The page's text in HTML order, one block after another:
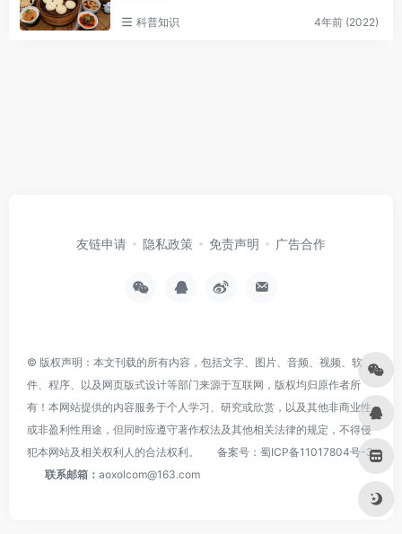
科普知识 4年前 (2022)
友链申请 隐私政策 免责声明 广告合作
© 版权声明：本文刊载的所有内容，包括文字、图片、音频、视频、软
件、程序、以及网页版式设计等部门来源于互联网，版权均归原作者所
有！本网站提供的内容服务于个人学习、研究或欣赏，以及其他非商业性
或非盈利性用途，但同时应遵守著作权法及其他相关法律的规定，不得侵
犯本网站及相关权利人的合法权利。
备案号： 蜀ICP备11017804号-3
联系邮箱： aoxolcom@163.com